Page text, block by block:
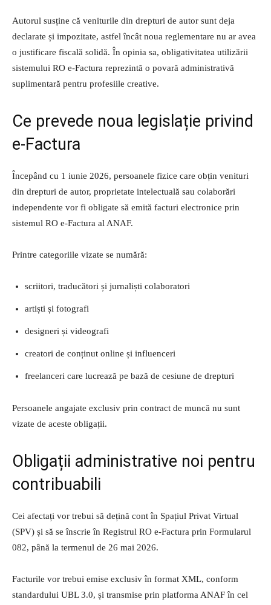
Autorul susține că veniturile din drepturi de autor sunt deja
declarate și impozitate, astfel încât noua reglementare nu ar avea
o justificare fiscală solidă. În opinia sa, obligativitatea utilizării
sistemului RO e-Factura reprezintă o povară administrativă
suplimentară pentru profesiile creative.
Ce prevede noua legislație privind
e-Factura
Începând cu 1 iunie 2026, persoanele fizice care obțin venituri
din drepturi de autor, proprietate intelectuală sau colaborări
independente vor fi obligate să emită facturi electronice prin
sistemul RO e-Factura al ANAF.
Printre categoriile vizate se numără:
scriitori, traducători și jurnaliști colaboratori
artiști și fotografi
designeri și videografi
creatori de conținut online și influenceri
freelanceri care lucrează pe bază de cesiune de drepturi
Persoanele angajate exclusiv prin contract de muncă nu sunt
vizate de aceste obligații.
Obligații administrative noi pentru
contribuabili
Cei afectați vor trebui să dețină cont în Spațiul Privat Virtual
(SPV) și să se înscrie în Registrul RO e-Factura prin Formularul
082, până la termenul de 26 mai 2026.
Facturile vor trebui emise exclusiv în format XML, conform
standardului UBL 3.0, și transmise prin platforma ANAF în cel